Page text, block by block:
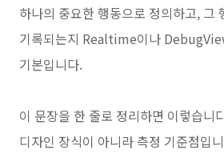
하나의 중요한 행동으로 정의하고, 그
기록되는지 Realtime이나
기본입니다.
이 문장을 한 줄로 정리하면 이렇습니
디자인 장식이 아니라 측정 기준점입